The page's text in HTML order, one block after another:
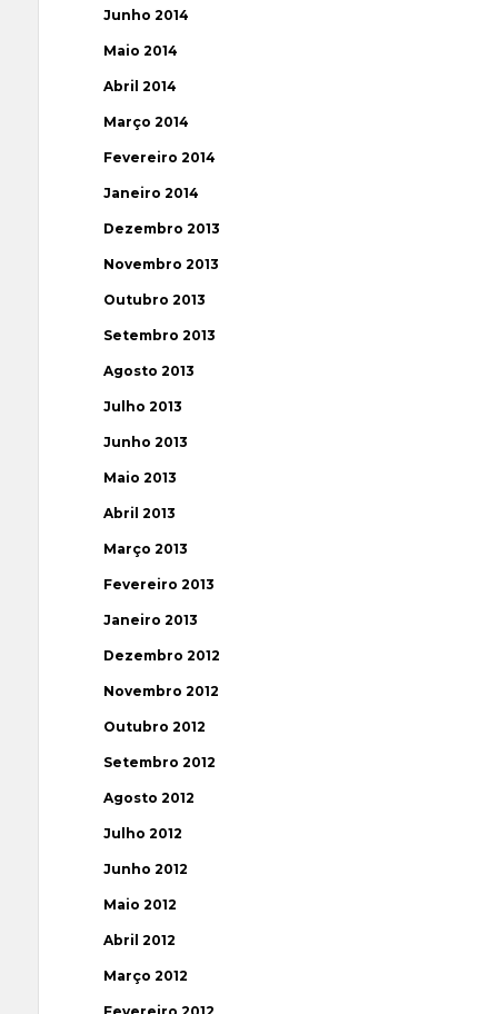
Junho 2014
Maio 2014
Abril 2014
Março 2014
Fevereiro 2014
Janeiro 2014
Dezembro 2013
Novembro 2013
Outubro 2013
Setembro 2013
Agosto 2013
Julho 2013
Junho 2013
Maio 2013
Abril 2013
Março 2013
Fevereiro 2013
Janeiro 2013
Dezembro 2012
Novembro 2012
Outubro 2012
Setembro 2012
Agosto 2012
Julho 2012
Junho 2012
Maio 2012
Abril 2012
Março 2012